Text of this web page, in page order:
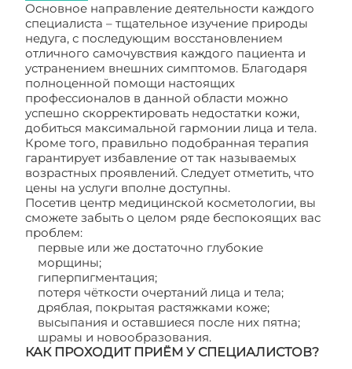
Основное направление деятельности каждого
специалиста – тщательное изучение природы
недуга, с последующим восстановлением
отличного самочувствия каждого пациента и
устранением внешних симптомов. Благодаря
полноценной помощи настоящих
профессионалов в данной области можно
успешно скорректировать недостатки кожи,
добиться максимальной гармонии лица и тела.
Кроме того, правильно подобранная терапия
гарантирует избавление от так называемых
возрастных проявлений. Следует отметить, что
цены на услуги вполне доступны.
Посетив центр медицинской косметологии, вы
сможете забыть о целом ряде беспокоящих вас
проблем:
первые или же достаточно глубокие
морщины;
гиперпигментация;
потеря чёткости очертаний лица и тела;
дряблая, покрытая растяжками коже;
высыпания и оставшиеся после них пятна;
шрамы и новообразования.
КАК ПРОХОДИТ ПРИЁМ У СПЕЦИАЛИСТОВ?